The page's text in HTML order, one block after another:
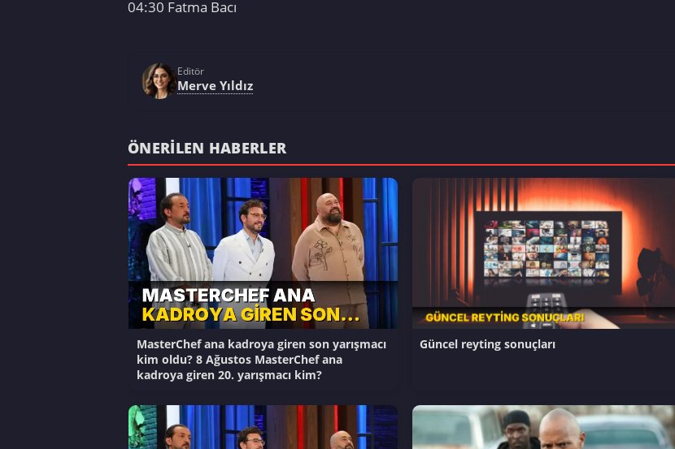
04:30 Fatma Bacı
Editör
Merve Yıldız
ÖNERILEN HABERLER
MasterChef ana kadroya giren son yarışmacı
kim oldu? 8 Ağustos MasterChef ana
kadroya giren 20. yarışmacı kim?
Güncel reyting sonuçları